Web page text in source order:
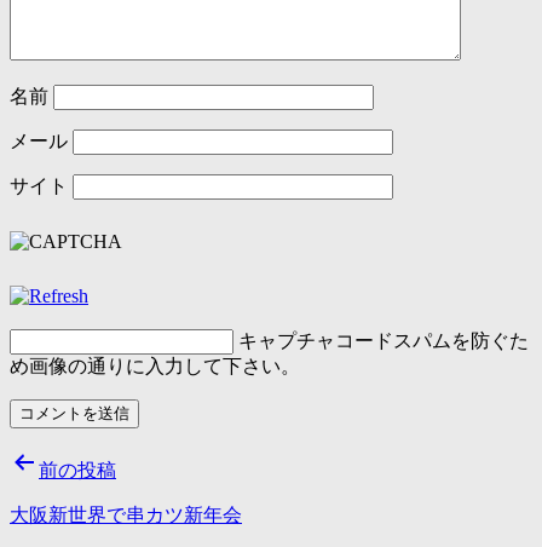
名前
メール
サイト
キャプチャコード スパムを防ぐた
め画像の通りに入力して下さい。
投
稿
前の投稿
大阪新世界で串カツ新年会